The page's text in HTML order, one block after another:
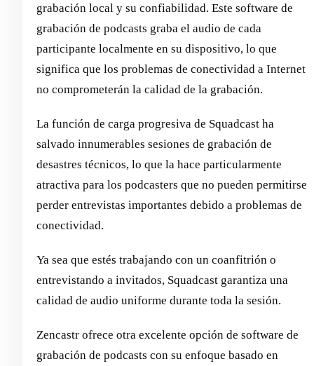
grabación local y su confiabilidad. Este software de
grabación de podcasts graba el audio de cada
participante localmente en su dispositivo, lo que
significa que los problemas de conectividad a Internet
no comprometerán la calidad de la grabación.
La función de carga progresiva de Squadcast ha
salvado innumerables sesiones de grabación de
desastres técnicos, lo que la hace particularmente
atractiva para los podcasters que no pueden permitirse
perder entrevistas importantes debido a problemas de
conectividad.
Ya sea que estés trabajando con un coanfitrión o
entrevistando a invitados, Squadcast garantiza una
calidad de audio uniforme durante toda la sesión.
Zencastr ofrece otra excelente opción de software de
grabación de podcasts con su enfoque basado en